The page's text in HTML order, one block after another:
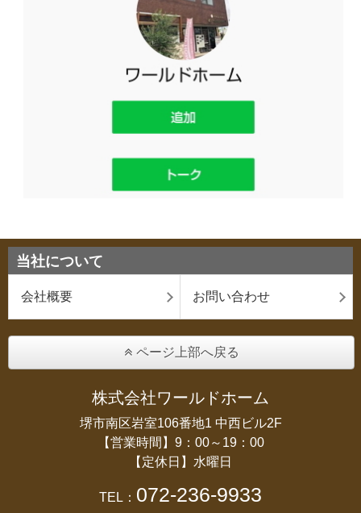
当社について
会社概要 お問い合わせ
ページ上部へ戻る
株式会社ワールドホーム
堺市南区岩室106番地1 中西ビル2F
【営業時間】9：00～19：00
【定休日】水曜日
TEL： 072-236-9933